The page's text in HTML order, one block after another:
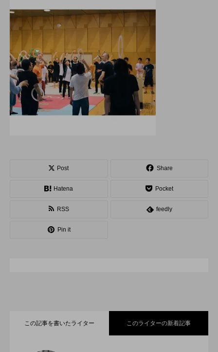
東北 関東 中部
四国 九州
オンライン ボール クラブ
ディアボロ スティック デビルスティック
スピニングプレート ポイ
スタッフ
コンタクトジャグリング マイナージャグリング
Post Share
Hatena Pocket
RSS feedly
Pin it
この記事を書いたライター このライターの新着記事